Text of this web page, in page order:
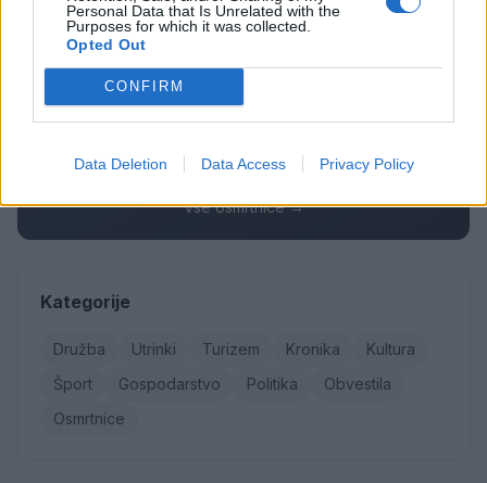
Personal Data that Is Unrelated with the
Purposes for which it was collected.
Opted Out
CONFIRM
Data Deletion Data Access Privacy Policy
Branko Golob
Ivana Mernik
Franc Penšek
Vse osmrtnice →
Kategorije
Družba Utrinki Turizem Kronika
Kultura
Šport
Gospodarstvo Politika
Obvestila
Osmrtnice